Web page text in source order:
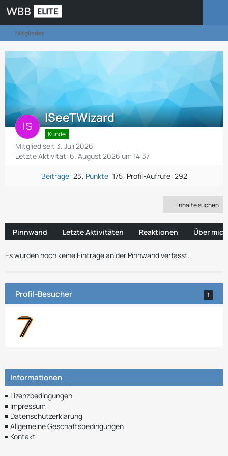
Mitglieder
ISeeTWizard
Kunde
Mitglied seit 3. Juli 2026
Letzte Aktivität: 6. August 2026 um 14:37
Beiträge 23 Punkte 175 Profil-Aufrufe 292
Inhalte suchen
Pinnwand Letzte Aktivitäten Reaktionen Über mich
Es wurden noch keine Einträge an der Pinnwand verfasst.
Profil-Besucher 1
Informationen
Lizenzbedingungen
Impressum
Datenschutzerklärung
Allgemeine Geschäftsbedingungen
Kontakt